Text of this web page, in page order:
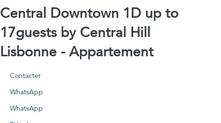
Central Downtown 1D up to
17guests by Central Hill
Lisbonne -Appartement
Contacter
WhatsApp
WhatsApp